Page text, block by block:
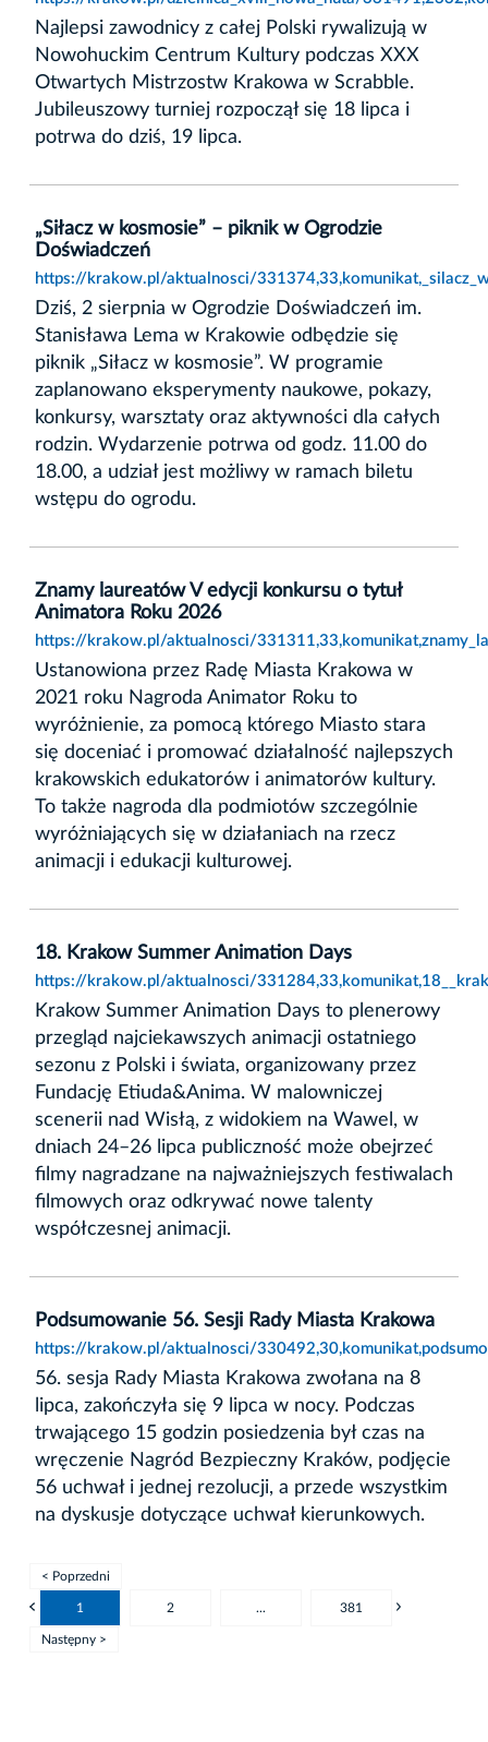
Najlepsi zawodnicy z całej Polski rywalizują w
Nowohuckim Centrum Kultury podczas XXX
Otwartych Mistrzostw Krakowa w Scrabble.
Jubileuszowy turniej rozpoczął się 18 lipca i
potrwa do dziś, 19 lipca.
„Siłacz w kosmosie” – piknik w Ogrodzie
Doświadczeń
https://krakow.pl/aktualnosci/
Dziś, 2 sierpnia w Ogrodzie Doświadczeń im.
Stanisława Lema w Krakowie odbędzie się
piknik „Siłacz w kosmosie”. W programie
zaplanowano eksperymenty naukowe, pokazy,
konkursy, warsztaty oraz aktywności dla całych
rodzin. Wydarzenie potrwa od godz. 11.00 do
18.00, a udział jest możliwy w ramach biletu
wstępu do ogrodu.
Znamy laureatów V edycji konkursu o tytuł
Animatora Roku 2026
https://krakow.pl/aktualnosci/
Ustanowiona przez Radę Miasta Krakowa w
2021 roku Nagroda Animator Roku to
wyróżnienie, za pomocą którego Miasto stara
się doceniać i promować działalność najlepszych
krakowskich edukatorów i animatorów kultury.
To także nagroda dla podmiotów szczególnie
wyróżniających się w działaniach na rzecz
animacji i edukacji kulturowej.
18. Krakow Summer Animation Days
https://krakow.pl/aktualnosci/
Krakow Summer Animation Days to plenerowy
przegląd najciekawszych animacji ostatniego
sezonu z Polski i świata, organizowany przez
Fundację Etiuda&Anima. W malowniczej
scenerii nad Wisłą, z widokiem na Wawel, w
dniach 24–26 lipca publiczność może obejrzeć
filmy nagradzane na najważniejszych festiwalach
filmowych oraz odkrywać nowe talenty
współczesnej animacji.
Podsumowanie 56. Sesji Rady Miasta Krakowa
https://krakow.pl/aktualnosci/
56. sesja Rady Miasta Krakowa zwołana na 8
lipca, zakończyła się 9 lipca w nocy. Podczas
trwającego 15 godzin posiedzenia był czas na
wręczenie Nagród Bezpieczny Kraków, podjęcie
56 uchwał i jednej rezolucji, a przede wszystkim
na dyskusje dotyczące uchwał kierunkowych.
< Poprzedni
1 2 ... 381
Następny >